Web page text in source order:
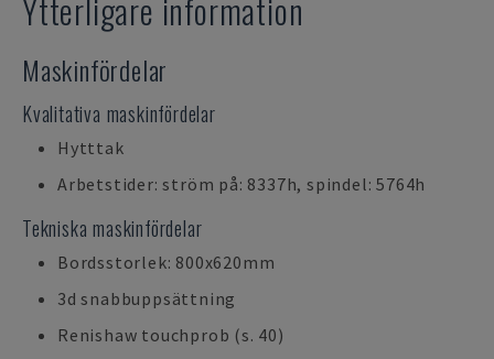
Ytterligare information
Maskinfördelar
Kvalitativa maskinfördelar
Hytttak
Arbetstider: ström på: 8337h, spindel: 5764h
Tekniska maskinfördelar
Bordsstorlek: 800x620mm
3d snabbuppsättning
Renishaw touchprob (s. 40)